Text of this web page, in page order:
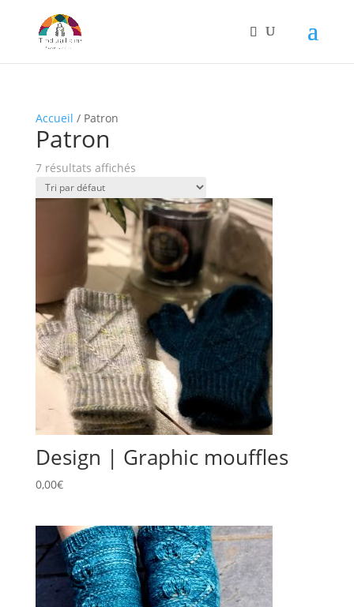
Accueil / Patron
Patron
7 résultats affichés
Design | Graphic mouffles
0,00€